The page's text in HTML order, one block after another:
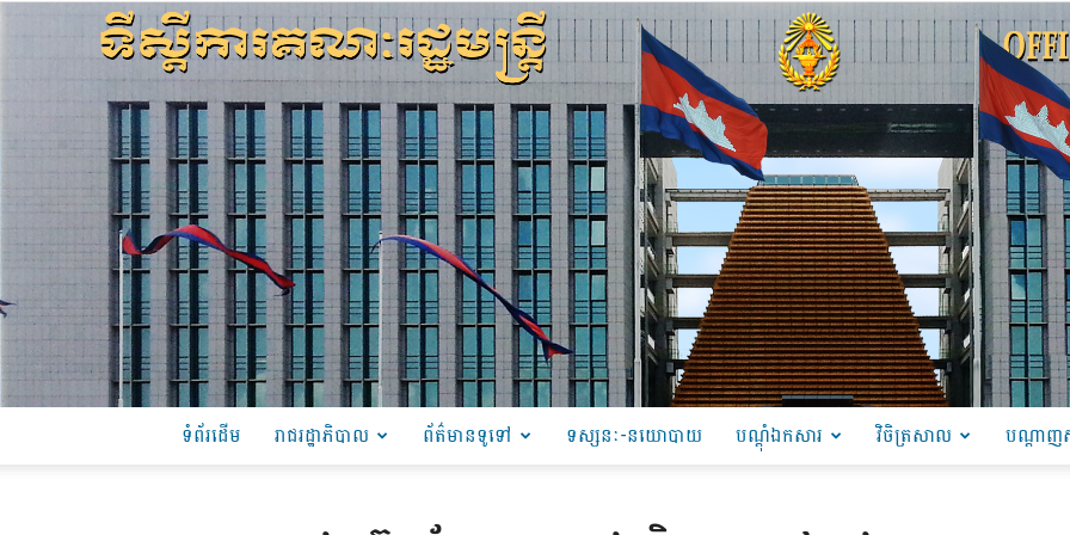
ទំព័រដើម រាជរដ្ឋាភិបាល ព័ត៌មានទូទៅ ទស្សនៈ-នយោបាយ បណ្ដុំឯកសារ វិចិត្រសាល បណ្តាញ